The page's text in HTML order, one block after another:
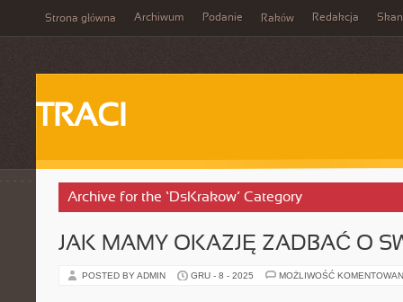
Strona główna Archiwum Podanie Raków Redakcja
TRACI
Archive for the ‘DsKrakow’ Category
JAK MAMY OKAZJĘ ZADBAĆ O
POSTED BY ADMIN GRU - 8 - 2025 MOŻLIWOŚĆ